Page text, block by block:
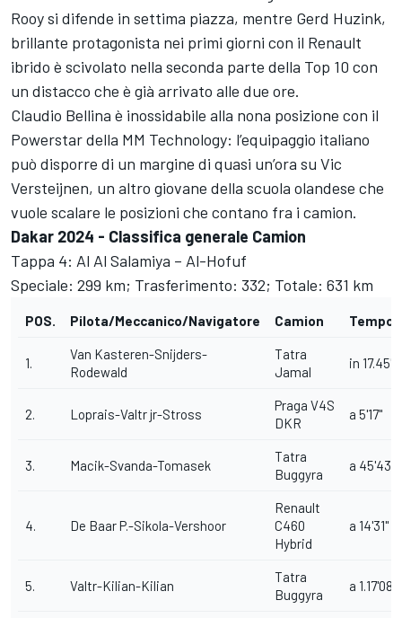
Rooy si difende in settima piazza, mentre Gerd Huzink,
brillante protagonista nei primi giorni con il Renault
ibrido è scivolato nella seconda parte della Top 10 con
un distacco che è già arrivato alle due ore.
Claudio Bellina è inossidabile alla nona posizione con il
Powerstar della MM Technology: l’equipaggio italiano
può disporre di un margine di quasi un’ora su Vic
Versteijnen, un altro giovane della scuola olandese che
vuole scalare le posizioni che contano fra i camion.
Dakar 2024 - Classifica generale Camion
Tappa 4: Al Al Salamiya – Al-Hofuf
Speciale: 299 km; Trasferimento: 332; Totale: 631 km
POS. Pilota/Meccanico/Navigatore Camion
1.
Van Kasteren-Snijders-
Rodewald
Tatra
Jamal
in
2. Loprais-Valtr jr-Stross
Praga V4S
DKR
a 5'17"
3. Macik-Svanda-Tomasek
Tatra
Buggyra
a 45'43"
4. De Baar P.-Sikola-Vershoor
Renault
C460
Hybrid
a 14'31"
5. Valtr-Kilian-Kilian
Tatra
Buggyra
a 1.17'08"